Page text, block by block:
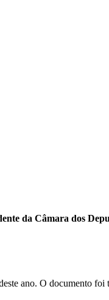
da Câmara dos
ano. O documento